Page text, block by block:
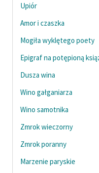
Upiór
Amor i czaszka
Mogiła wyklętego poety
Epigraf na potępioną
Dusza wina
Wino gałganiarza
Wino samotnika
Zmrok wieczorny
Zmrok poranny
Marzenie paryskie